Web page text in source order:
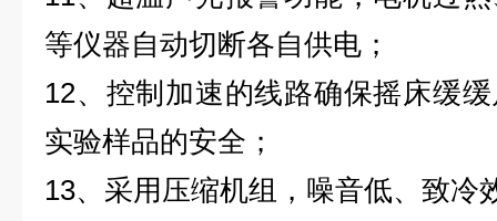
等仪器自动切断各自供电；
12、控制加速的线路确保摇床缓
实验样品的安全；
13、采用压缩机组，噪音低、致冷